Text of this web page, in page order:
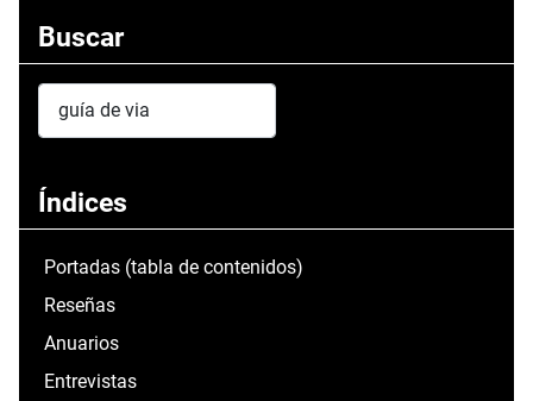
Buscar
Índices
Portadas (tabla de contenidos)
Reseñas
Anuarios
Entrevistas